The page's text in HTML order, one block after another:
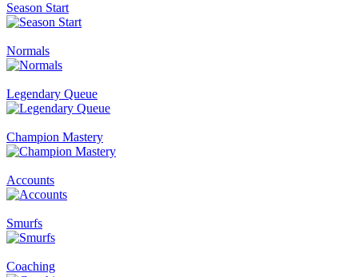
Season Start
Normals
Legendary Queue
Champion Mastery
Accounts
Smurfs
Coaching